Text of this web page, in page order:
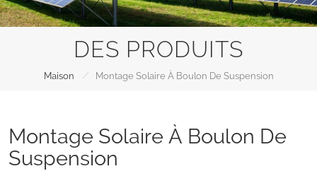
DES PRODUITS
Maison / Montage Solaire À Boulon De Suspension
Montage Solaire À Boulon De
Suspension